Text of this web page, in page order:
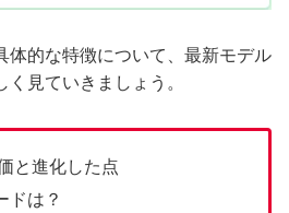
体的な特徴について、最新モデル
見ていきましょう。
と進化した点
ドは？